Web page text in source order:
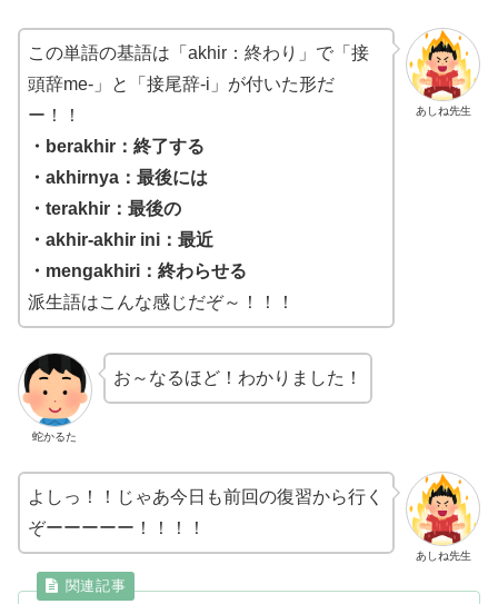
あしね先生
この単語の基語は「akhir：終わり」で「接
頭辞me-」と「接尾辞-i」が付いた形だ
ー！！
・berakhir：終了する
・akhirnya：最後には
・terakhir：最後の
・akhir-akhir ini：最近
・mengakhiri：終わらせる
派生語はこんな感じだぞ～！！！
蛇かるた
お～なるほど！わかりました！
あしね先生
よしっ！！じゃあ今日も前回の復習から行く
ぞーーーーー！！！！